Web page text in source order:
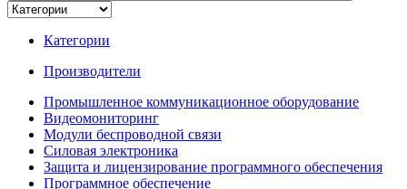
Категории
Производители
Промышленное коммуникационное оборудование
Видеомониторинг
Модули беспроводной связи
Силовая электроника
Защита и лицензирование программного обеспечения
Программное обеспечение